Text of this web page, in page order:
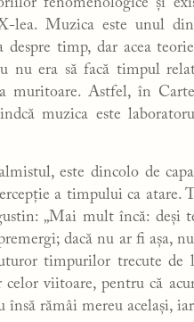
fenomenologice și
Muzica este unul
despre timp, dar acea
nu era să facă timpul
muritoare. Astfel, în
muzica este
este dincolo de
a timpului ca atare.
„Mai mult încă:
dacă nu ar fi aşa,
timpurilor trecute de
viitoare, pentru că
rămâi mereu acelaşi,